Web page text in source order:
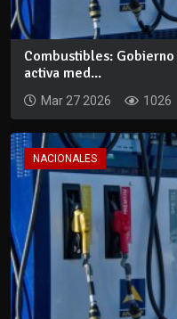
Combustibles:
activa med...
Mar 27 2026 1026
NACIONALES